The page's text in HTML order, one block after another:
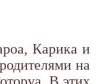
Карика и
на
В этих